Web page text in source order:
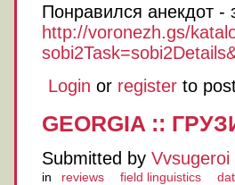
Понравился анекдот -
http://voronezh.gs/
Login or register to
GEORGIA ::
Submitted by Vvsugeroi
in reviews field linguistics